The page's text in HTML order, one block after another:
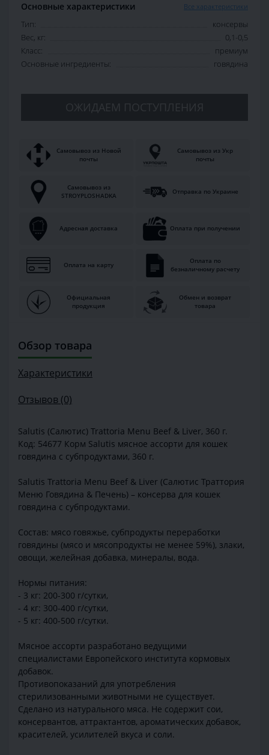
Основные характеристики Все характеристики
Тип:
консервы
Вес, кг:
0,1-0,5
Класс:
премиум
Основные ингредиенты:
говядина
ОЖИДАЕМ ПОСТУПЛЕНИЯ
Самовывоз из Новой
почты
Самовывоз из Укр
почты
Самовывоз из
STROYPLOSHADKA
Отправка по Украине
Адресная доставка Оплата при получении
Оплата на карту
Оплата по
безналичному расчету
Официальная
продукция
Обмен и возврат
товара
Обзор товара
Характеристики
Отзывов (0)
Salutis (Салютис) Trattoria Menu Beef & Liver, 360 г.
Код: 54677 Корм Salutis мясное ассорти для кошек
говядина с субпродуктами, 360 г.
Salutis Trattoria Menu Beef & Liver (Салютис Траттория
Меню Говядина & Печень) – консерва для кошек
говядина с субпродуктами.
Состав: мясо говяжье, субпродукты переработки
говядины (мясо и мясопродукты не менее 59%), злаки,
овощи, желейная добавка, минералы, вода.
Нормы питания:
- 3 кг: 200-300 г/сутки,
- 4 кг: 300-400 г/сутки,
- 5 кг: 400-500 г/сутки.
Мясное ассорти разработано ведущими
специалистами Европейского института кормовых
добавок.
Противопоказаний для употребления
стерилизованными животными не существует.
Сделано из натурального мяса. Не содержит сои,
консервантов, аттрактантов, ароматических добавок,
красителей, усилителей вкуса и соли.